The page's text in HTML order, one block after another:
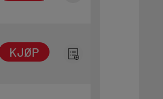
KJØP